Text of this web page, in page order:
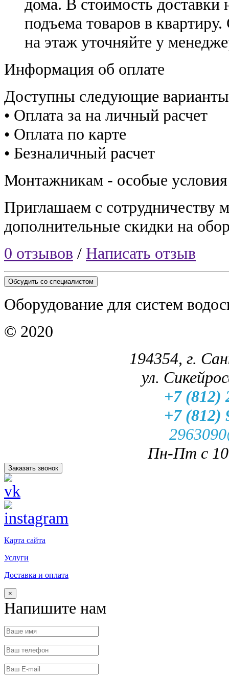
дома. В стоимость доставки
подъема товаров в
на этаж уточняйте у
Информация об оплате
Доступны следующие
• Оплата за на личный расчет
• Оплата по карте
• Безналичный расчет
Монтажникам - особые условия
Приглашаем с сотрудничеству
дополнительные скидки на
0 отзывов / Написать отзыв
Обсудить со специалистом
Оборудование для систем
© 2020
194354, г.
ул.
+7 (812)
+7 (812)
Пн-Пт с
Заказать звонок
Карта сайта
Услуги
Доставка и оплата
×
Напишите нам